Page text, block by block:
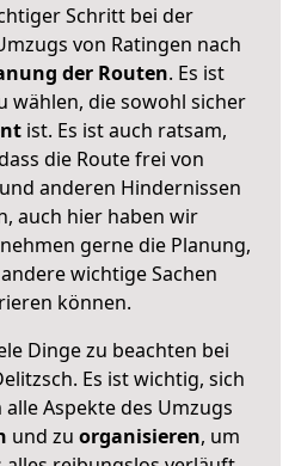
Schritt bei der
von Ratingen nach
der Routen. Es ist
wählen, die sowohl sicher
ist. Es ist auch ratsam,
die Route frei von
anderen Hindernissen
auch hier haben wir
gerne die Planung,
wichtige Sachen
können.
Dinge zu beachten bei
Es ist wichtig, sich
Aspekte des Umzugs
und zu organisieren, um